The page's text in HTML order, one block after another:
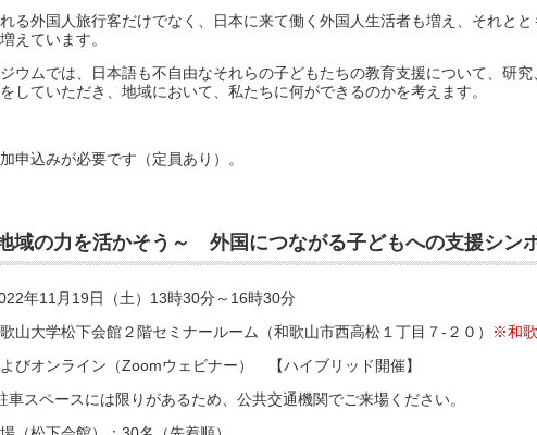
る外国人旅行客だけでなく、日本に来て働く外国人生活者も増え、それと
えています。
ウムでは、日本語も不自由なそれらの子どもたちの教育支援について、研究
していただき、地域において、私たちに何ができるのかを考えます。
申込みが必要です（定員あり）。
地域の力を活かそう～ 外国につながる子どもへの支援シン
年11月19日（土）13時30分～16時30分
山大学松下会館２階セミナールーム（和歌山市西高松１丁目７-２０）
※和
ンライン（Zoomウェビナー） 【ハイブリッド開催】
ペースには限りがあるため、公共交通機関でご来場ください。